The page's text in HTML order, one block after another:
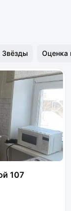
Звёзды Оценка
107